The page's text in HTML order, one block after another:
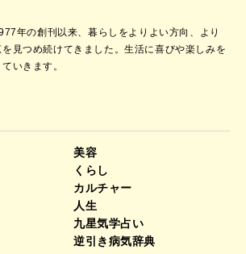
年の創刊以来、暮らしをよりよい方向、より
見つめ続けてきました。生活に喜びや楽しみを
いきます。
美容
くらし
カルチャー
人生
九星気学占い
逆引き病気辞典